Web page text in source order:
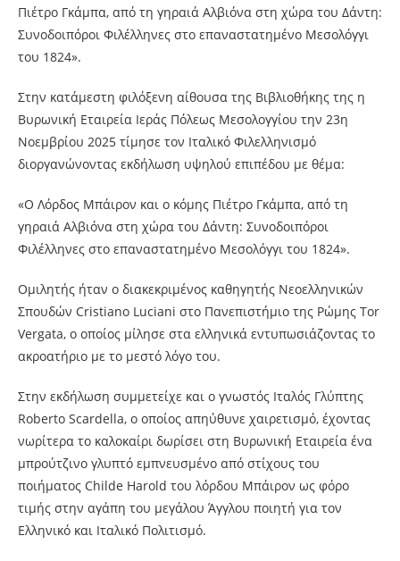
Πιέτρο Γκάμπα, από τη γηραιά Αλβιόνα στη χώρα του Δάντη:
Συνοδοιπόροι Φιλέλληνες στο επαναστατημένο Μεσολόγγι
του 1824».
Στην κατάμεστη φιλόξενη αίθουσα της Βιβλιοθήκης της η
Βυρωνική Εταιρεία Ιεράς Πόλεως Μεσολογγίου την 23η
Νοεμβρίου 2025 τίμησε τον Ιταλικό Φιλελληνισμό
διοργανώνοντας εκδήλωση υψηλού επιπέδου με θέμα:
«Ο Λόρδος Μπάιρον και ο κόμης Πιέτρο Γκάμπα, από τη
γηραιά Αλβιόνα στη χώρα του Δάντη: Συνοδοιπόροι
Φιλέλληνες στο επαναστατημένο Μεσολόγγι του 1824».
Ομιλητής ήταν ο διακεκριμένος καθηγητής Νεοελληνικών
Σπουδών Cristiano Luciani στο Πανεπιστήμιο της Ρώμης Tor
Vergata, ο οποίος μίλησε στα ελληνικά εντυπωσιάζοντας το
ακροατήριο με το μεστό λόγο του.
Στην εκδήλωση συμμετείχε και ο γνωστός Ιταλός Γλύπτης
Roberto Scardella, ο οποίος απηύθυνε χαιρετισμό, έχοντας
νωρίτερα το καλοκαίρι δωρίσει στη Βυρωνική Εταιρεία ένα
μπρούτζινο γλυπτό εμπνευσμένο από στίχους του
ποιήματος Childe Harold του λόρδου Μπάιρον ως φόρο
τιμής στην αγάπη του μεγάλου Άγγλου ποιητή για τον
Ελληνικό και Ιταλικό Πολιτισμό.